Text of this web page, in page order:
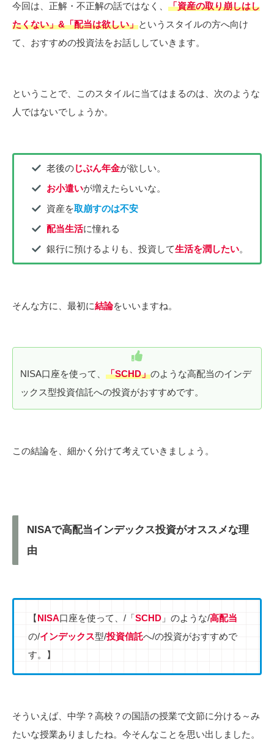
今回は、正解・不正解の話ではなく、 「資産の取り崩しはし
たくない」&「配当は欲しい」というスタイルの方へ向け
て、おすすめの投資法をお話ししていきます。
ということで、このスタイルに当てはまるのは、次のような
人ではないでしょうか。
老後のじぶん年金が欲しい。
お小遣いが増えたらいいな。
資産を取崩すのは不安
配当生活に憧れる
銀行に預けるよりも、投資して生活を潤したい。
そんな方に、最初に結論をいいますね。
NISA口座を使って、 「SCHD」のような高配当のインデ
ックス型投資信託への投資がおすすめです。
この結論を、細かく分けて考えていきましょう。
NISAで高配当インデックス投資がオススメな理
由
【NISA口座を使って、/「SCHD」のような/高配当
の/インデックス型/投資信託へ/の投資がおすすめで
す。】
そういえば、中学？高校？の国語の授業で文節に分ける～み
たいな授業ありましたね。今そんなことを思い出しました。